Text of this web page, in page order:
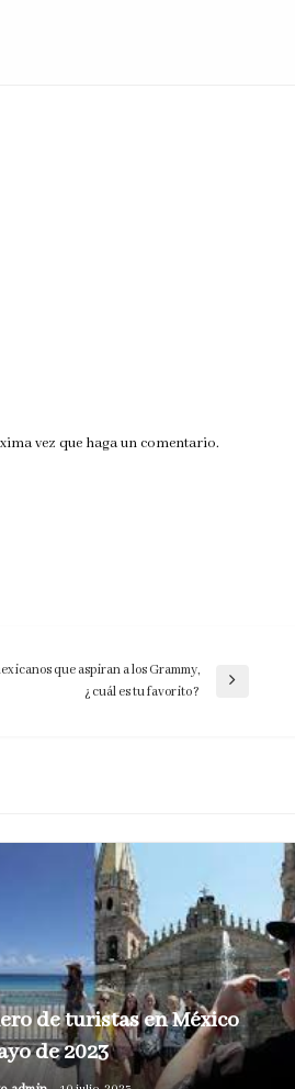
vez que haga un comentario.
que aspiran a los Grammy,
¿cuál es tu favorito?
de turistas en México
de 2023